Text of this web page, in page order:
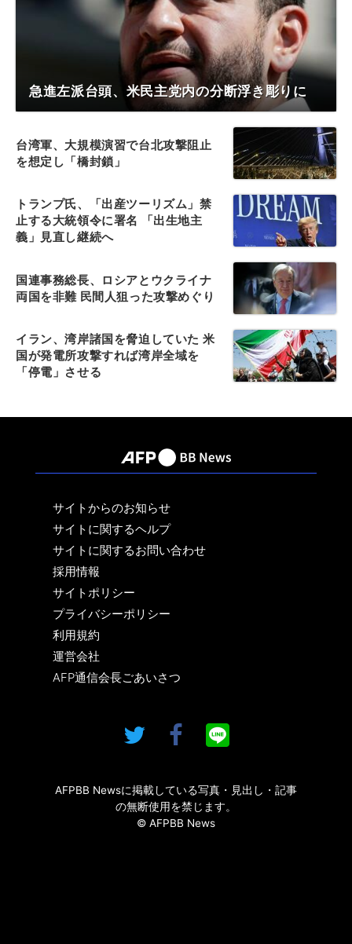
急進左派台頭、米民主党内の分断浮き彫りに
台湾軍、大規模演習で台北攻撃阻止
を想定し「橋封鎖」
トランプ氏、「出産ツーリズム」禁
止する大統領令に署名 「出生地主
義」見直し継続へ
国連事務総長、ロシアとウクライナ
両国を非難 民間人狙った攻撃めぐり
イラン、湾岸諸国を脅迫していた 米
国が発電所攻撃すれば湾岸全域を
「停電」させる
サイトからのお知らせ
サイトに関するヘルプ
サイトに関するお問い合わせ
採用情報
サイトポリシー
プライバシーポリシー
利用規約
運営会社
AFP通信会長ごあいさつ
AFPBB Newsに掲載している写真・見出し・記事
の無断使用を禁じます。
© AFPBB News